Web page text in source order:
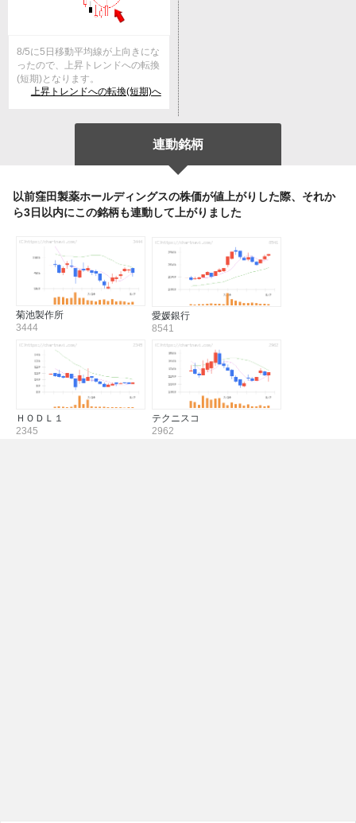
8/5に5日移動平均線が上向きにな
ったので、上昇トレンドへの転換
(短期)となります。
上昇トレンドへの転換(短期)へ
連動銘柄
以前窪田製薬ホールディングスの株価が値上がりした際、それか
ら3日以内にこの銘柄も連動して上がりました
菊池製作所
3444
愛媛銀行
8541
ＨＯＤＬ１
2345
テクニスコ
2962